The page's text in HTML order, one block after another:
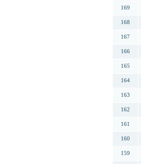
169
168
167
166
165
164
163
162
161
160
159